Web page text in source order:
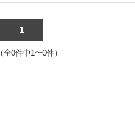
1
全0件中1〜0件）